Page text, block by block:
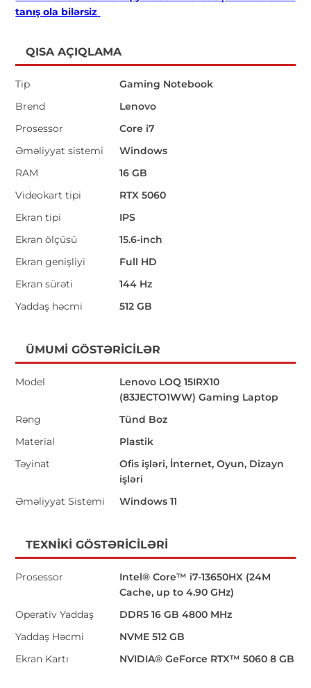
tanış ola bilərsiz
QISA AÇIQLAMA
Tip
Gaming Notebook
Brend
Lenovo
Prosessor
Core i7
Əməliyyat sistemi
Windows
RAM
16 GB
Videokart tipi
RTX 5060
Ekran tipi
IPS
Ekran ölçüsü
15.6-inch
Ekran genişliyi
Full HD
Ekran sürəti
144 Hz
Yaddaş həcmi
512 GB
ÜMUMI GÖSTƏRICILƏR
Model
Lenovo LOQ 15IRX10
(83JECTO1WW) Gaming Laptop
Rəng
Tünd Boz
Material
Plastik
Təyinat
Ofis işləri, İnternet, Oyun, Dizayn
işləri
Əməliyyat Sistemi
Windows 11
TEXNIKI GÖSTƏRICILƏRI
Prosessor
Intel® Core™ i7-13650HX (24M
Cache, up to 4.90 GHz)
Operativ Yaddaş
DDR5 16 GB 4800 MHz
Yaddaş Həcmi
NVME 512 GB
Ekran Kartı
NVIDIA® GeForce RTX™ 5060 8 GB